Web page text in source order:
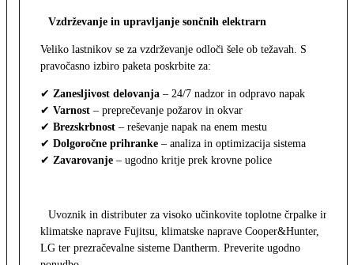
Vzdrževanje in upravljanje sončnih elektrarn
Veliko lastnikov se za vzdrževanje odloči šele ob težavah. S
pravočasno izbiro paketa poskrbite za:
✔ Zanesljivost delovanja – 24/7 nadzor in odpravo napak
✔ Varnost – preprečevanje požarov in okvar
✔ Brezskrbnost – reševanje napak na enem mestu
✔ Dolgoročne prihranke – analiza in optimizacija sistema
✔ Zavarovanje – ugodno kritje prek krovne police
Uvoznik in distributer za visoko učinkovite toplotne črpalke in
klimatske naprave Fujitsu, klimatske naprave Cooper&Hunter,
LG ter prezračevalne sisteme Dantherm. Preverite ugodno